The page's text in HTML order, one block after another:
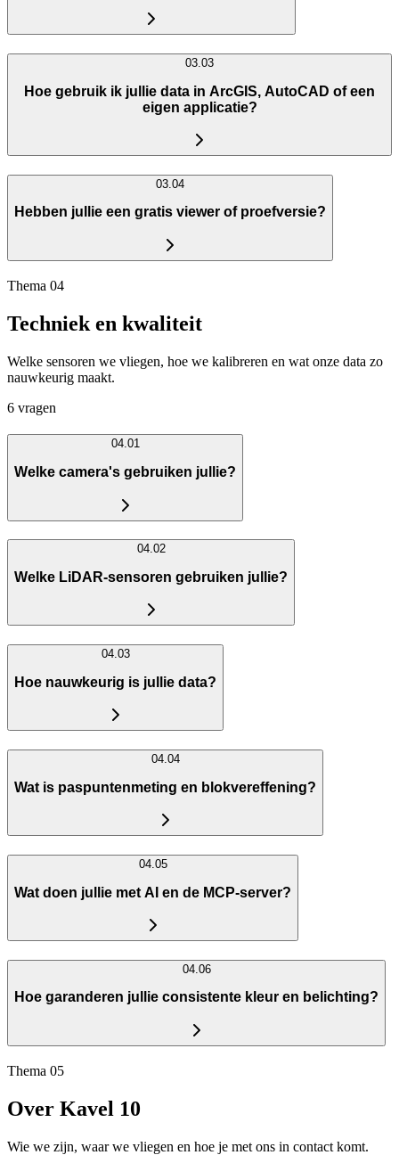
03.03
Hoe gebruik ik jullie data in ArcGIS, AutoCAD of een
eigen applicatie?
03.04
Hebben jullie een gratis viewer of proefversie?
Thema 04
Techniek en kwaliteit
Welke sensoren we vliegen, hoe we kalibreren en wat onze data zo
nauwkeurig maakt.
6 vragen
04.01
Welke camera's gebruiken jullie?
04.02
Welke LiDAR-sensoren gebruiken jullie?
04.03
Hoe nauwkeurig is jullie data?
04.04
Wat is paspuntenmeting en blokvereffening?
04.05
Wat doen jullie met AI en de MCP-server?
04.06
Hoe garanderen jullie consistente kleur en belichting?
Thema 05
Over Kavel 10
Wie we zijn, waar we vliegen en hoe je met ons in contact komt.